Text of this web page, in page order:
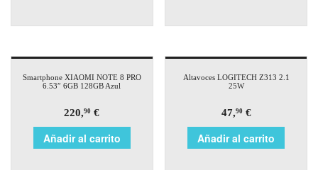
Smartphone XIAOMI NOTE 8 PRO
6.53″ 6GB 128GB Azul
220,90 €
Añadir al carrito
Altavoces LOGITECH Z313 2.1
25W
47,90€
Añadir al carrito